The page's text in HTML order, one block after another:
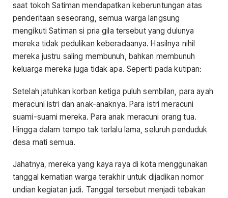
saat tokoh Satiman mendapatkan keberuntungan atas
penderitaan seseorang, semua warga langsung
mengikuti Satiman si pria gila tersebut yang dulunya
mereka tidak pedulikan keberadaanya. Hasilnya nihil
mereka justru saling membunuh, bahkan membunuh
keluarga mereka juga tidak apa. Seperti pada kutipan:
Setelah jatuhkan korban ketiga puluh sembilan, para ayah
meracuni istri dan anak-anaknya. Para istri meracuni
suami-suami mereka. Para anak meracuni orang tua.
Hingga dalam tempo tak terlalu lama, seluruh penduduk
desa mati semua.
Jahatnya, mereka yang kaya raya di kota menggunakan
tanggal kematian warga terakhir untuk dijadikan nomor
undian kegiatan judi. Tanggal tersebut menjadi tebakan